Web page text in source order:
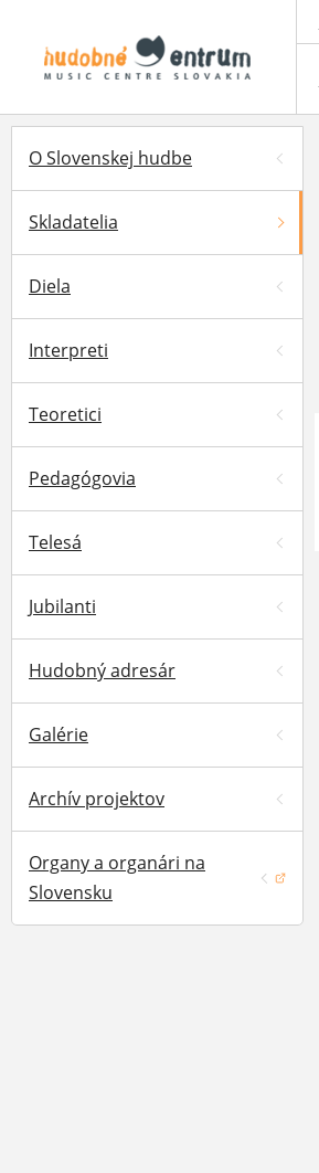
O Slovenskej hudbe
Skladatelia
Diela
Interpreti
Teoretici
Pedagógovia
Telesá
Jubilanti
Hudobný adresár
Galérie
Archív projektov
Organy a organári na
Slovensku
(otvorí sa v novom okne)